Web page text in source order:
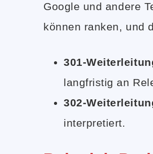
Google und andere
können ranken, und
301-
langfristig an
302-
interpretiert.